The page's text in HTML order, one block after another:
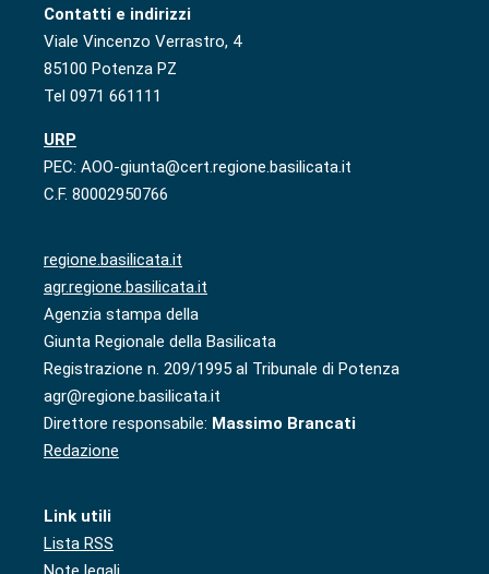
Contatti e indirizzi
Viale Vincenzo Verrastro, 4
85100 Potenza PZ
Tel 0971 661111
URP
PEC: AOO-giunta@cert.regione.basilicata.it
C.F. 80002950766
regione.basilicata.it
agr.regione.basilicata.it
Agenzia stampa della
Giunta Regionale della Basilicata
Registrazione n. 209/1995 al Tribunale di Potenza
agr@regione.basilicata.it
Direttore responsabile: Massimo Brancati
Redazione
Link utili
Lista RSS